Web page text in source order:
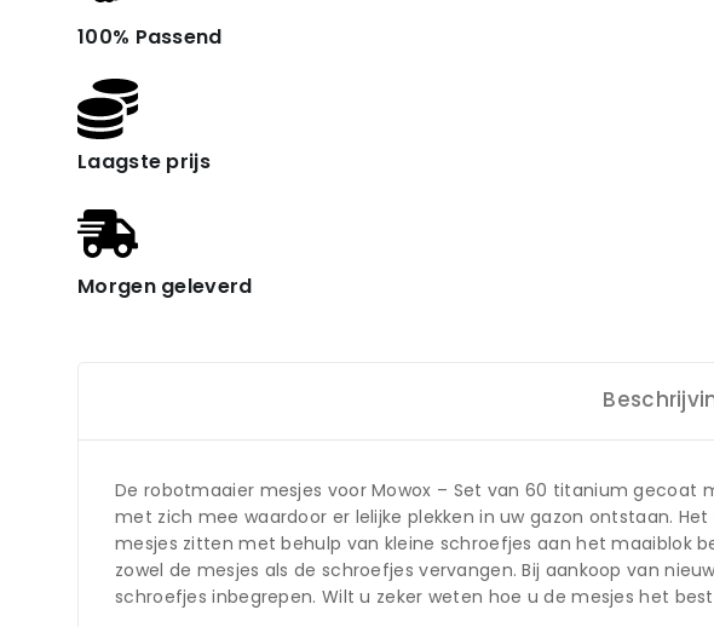
100% Passend
Laagste prijs
Morgen geleverd
De robotmaaier mesjes voor Mowox – Set van 60 titanium
met zich mee waardoor er lelijke plekken in uw gazon ontstaan.
mesjes zitten met behulp van kleine schroefjes aan het maaiblok
zowel de mesjes als de schroefjes vervangen. Bij aankoop van
schroefjes inbegrepen. Wilt u zeker weten hoe u de mesjes het